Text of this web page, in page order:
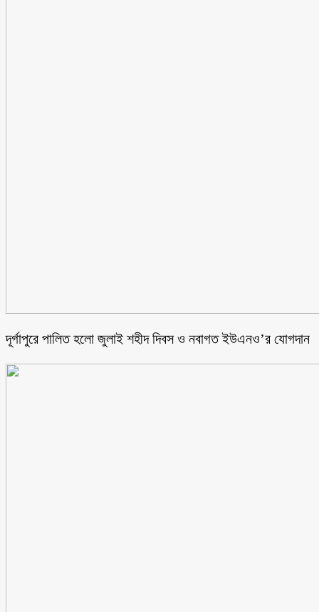
‎দূর্গাপুরে পালিত হলো জুলাই শহীদ দিবস ও নবাগত ইউএনও’র যোগদান ‎